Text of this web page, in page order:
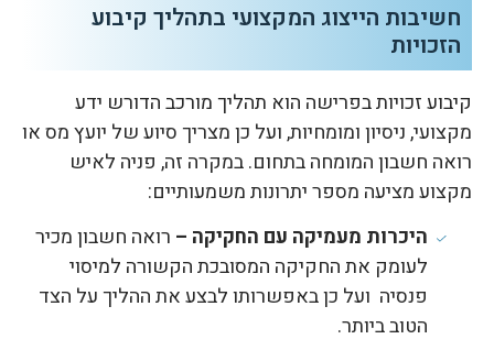
חשיבות הייצוג המקצועי בתהליך קיבוע
הזכויות
קיבוע זכויות בפרישה הוא תהליך מורכב הדורש ידע
מקצועי, ניסיון ומומחיות, ועל כן מצריך סיוע של יועץ מס או
רואה חשבון המומחה בתחום. במקרה זה, פניה לאיש
מקצוע מציעה מספר יתרונות משמעותיים:
היכרות מעמיקה עם החקיקה – רואה חשבון מכיר
לעומק את החקיקה המסובכת הקשורה למיסוי
פנסיה ועל כן באפשרותו לבצע את ההליך על הצד
הטוב ביותר.